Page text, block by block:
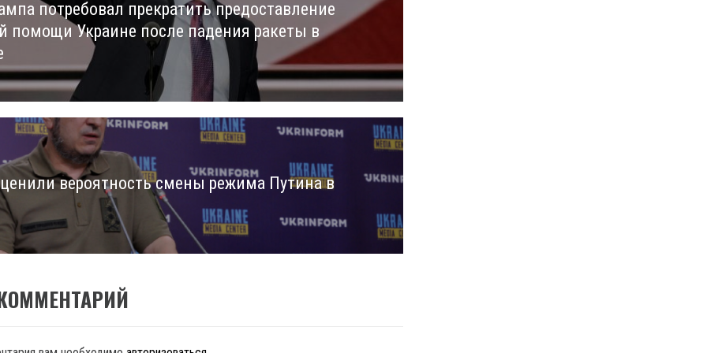
потребовал прекратить предоставление
помощи Украине после падения ракеты в
вероятность смены режима Путина в